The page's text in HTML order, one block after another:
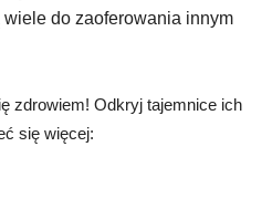
do zaoferowania innym
zdrowiem! Odkryj tajemnice ich
się więcej: